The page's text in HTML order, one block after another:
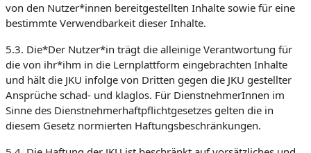
von den Nutzer*innen bereitgestellten Inhalte sowie für eine
bestimmte Verwendbarkeit dieser Inhalte.
5.3. Die*Der Nutzer*in trägt die alleinige Verantwortung für
die von ihr*ihm in die Lernplattform eingebrachten Inhalte
und hält die JKU infolge von Dritten gegen die JKU gestellter
Ansprüche schad- und klaglos. Für DienstnehmerInnen im
Sinne des Dienstnehmerhaftpflichtgesetzes gelten die in
diesem Gesetz normierten Haftungsbeschränkungen.